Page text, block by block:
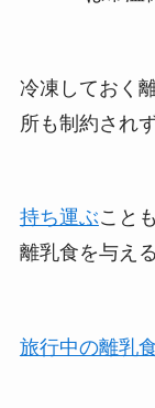
冷凍しておく
所も制約され
持ち運ぶこと
離乳食を与え
旅行中の離乳